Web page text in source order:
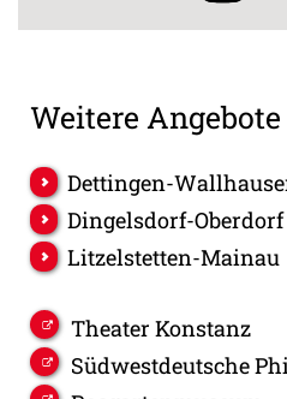
Weitere Angebote
Dettingen-
Dingelsdorf-Oberdorf
Litzelstetten-Mainau
Theater Konstanz
Südwestdeutsche